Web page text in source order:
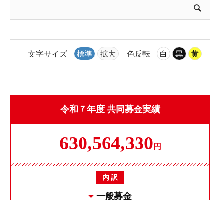
文字サイズ 標準 拡大 色反転 白 黒 黄
令和７年度 共同募金実績
630,564,330 円
内 訳
一般募金